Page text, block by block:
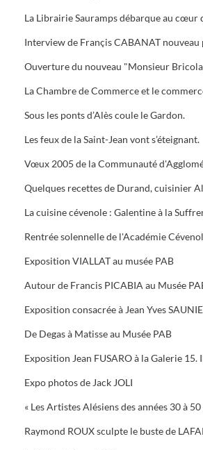
La Librairie Sauramps débarque au cœur
Ouverture du nouveau "Monsieur
La Chambre de Commerce et le
Sous les ponts d’Alès coule le Gardon.
Les feux de la Saint-Jean vont s’éteignant.
Quelques recettes de Durand, cuisinier
La cuisine cévenole : Galentine à la
Exposition VIALLAT au musée PAB
Autour de Francis PICABIA au Musée
Exposition consacrée à Jean Yves
De Degas à Matisse au Musée PAB
Expo photos de Jack JOLI
Raymond ROUX sculpte le buste de